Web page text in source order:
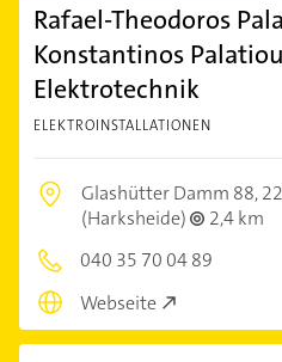
Rafael-Theodoros
Konstantinos Palatiou
Elektrotechnik
ELEKTROINSTALLATIONEN
Glashütter Damm 88,
(Harksheide)
2,4 km
040 35 70 04 89
Webseite